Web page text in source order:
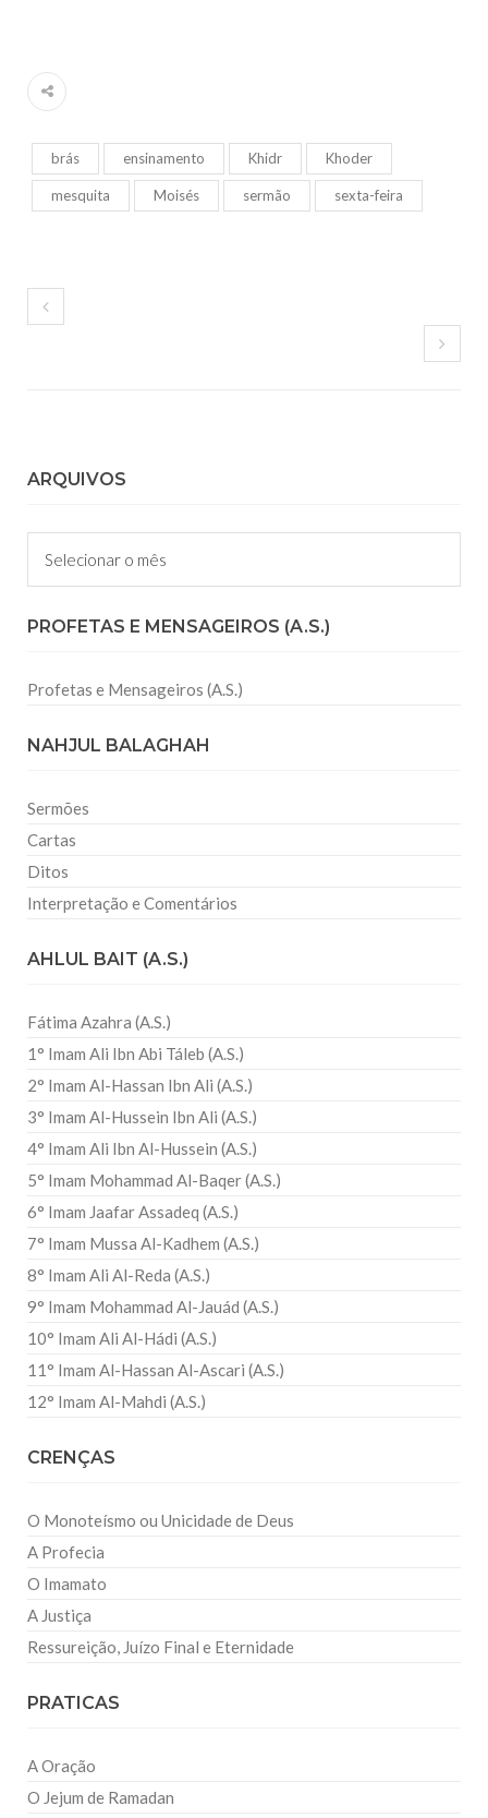
brás ensinamento Khidr Khoder
mesquita Moisés sermão sexta-feira
ARQUIVOS
Arquivos
PROFETAS E MENSAGEIROS (A.S.)
Profetas e Mensageiros (A.S.)
NAHJUL BALAGHAH
Sermões
Cartas
Ditos
Interpretação e Comentários
AHLUL BAIT (A.S.)
Fátima Azahra (A.S.)
1° Imam Ali Ibn Abi Táleb (A.S.)
2° Imam Al-Hassan Ibn Ali (A.S.)
3° Imam Al-Hussein Ibn Ali (A.S.)
4° Imam Ali Ibn Al-Hussein (A.S.)
5° Imam Mohammad Al-Baqer (A.S.)
6° Imam Jaafar Assadeq (A.S.)
7° Imam Mussa Al-Kadhem (A.S.)
8° Imam Ali Al-Reda (A.S.)
9° Imam Mohammad Al-Jauád (A.S.)
10° Imam Ali Al-Hádi (A.S.)
11° Imam Al-Hassan Al-Ascari (A.S.)
12° Imam Al-Mahdi (A.S.)
CRENÇAS
O Monoteísmo ou Unicidade de Deus
A Profecia
O Imamato
A Justiça
Ressureição, Juízo Final e Eternidade
PRATICAS
A Oração
O Jejum de Ramadan